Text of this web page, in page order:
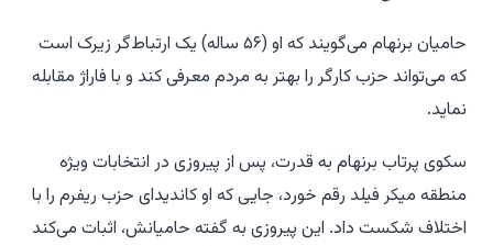
حامیان برنهام می‌گویند که او (۵۶ ساله) یک ارتباط‌گر زیرک است
که می‌تواند حزب کارگر را بهتر به مردم معرفی کند و با فاراژ مقابله
نماید.
سکوی پرتاب برنهام به قدرت، پس از پیروزی در انتخابات ویژه
منطقه میکر فیلد رقم خورد، جایی که او کاندیدای حزب ریفرم را با
اختلاف شکست داد. این پیروزی به گفته حامیانش، اثبات می‌کند